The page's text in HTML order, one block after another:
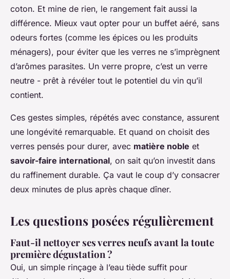
coton. Et mine de rien, le rangement fait aussi la
différence. Mieux vaut opter pour un buffet aéré, sans
odeurs fortes (comme les épices ou les produits
ménagers), pour éviter que les verres ne s’imprègnent
d’arômes parasites. Un verre propre, c’est un verre
neutre - prêt à révéler tout le potentiel du vin qu’il
contient.
Ces gestes simples, répétés avec constance, assurent
une longévité remarquable. Et quand on choisit des
verres pensés pour durer, avec matière noble et
savoir-faire international, on sait qu’on investit dans
du raffinement durable. Ça vaut le coup d’y consacrer
deux minutes de plus après chaque dîner.
Les questions posées régulièrement
Faut-il nettoyer ses verres neufs avant la toute
première dégustation ?
Oui, un simple rinçage à l’eau tiède suffit pour